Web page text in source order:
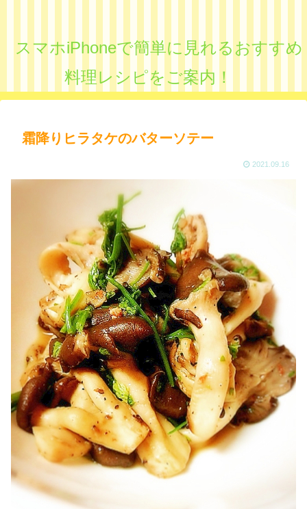
スマホiPhoneで簡単に見れるおすすめ
料理レシピをご案内！
霜降りヒラタケのバターソテー
2021.09.16